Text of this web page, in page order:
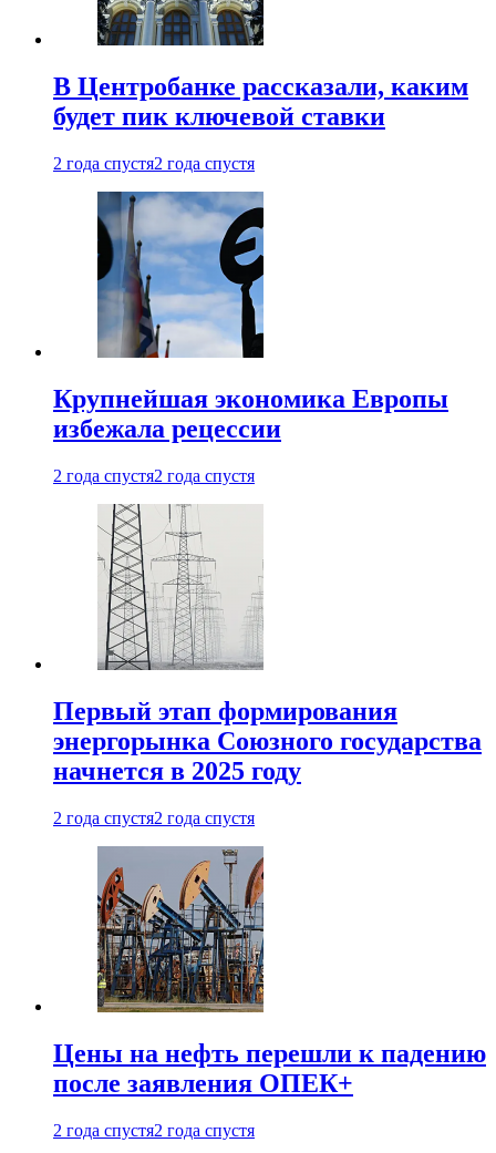
В Центробанке рассказали, каким
будет пик ключевой ставки
2 года спустя2 года спустя
Крупнейшая экономика Европы
избежала рецессии
2 года спустя2 года спустя
Первый этап формирования
энергорынка Союзного государства
начнется в 2025 году
2 года спустя2 года спустя
Цены на нефть перешли к падению
после заявления ОПЕК+
2 года спустя2 года спустя